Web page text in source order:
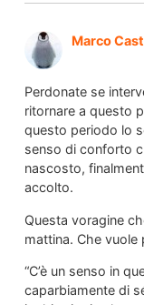
Marco
Perdonate se
ritornare a questo
questo periodo lo
senso di conforto
nascosto,
accolto.
Questa voragine
mattina. Che
“C’è un senso in
caparbiamente di